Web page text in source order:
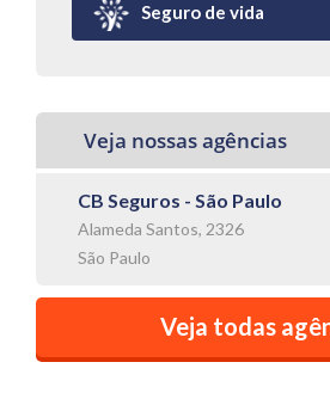
Seguro de vida
Veja nossas agências
CB Seguros - São Paulo
Alameda Santos, 2326
São Paulo
Veja todas